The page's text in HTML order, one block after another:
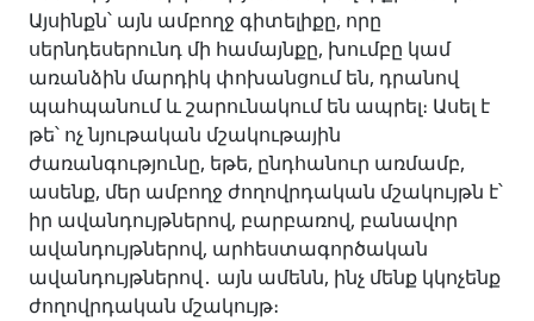
Այսինքն՝ այն ամբողջ գիտելիքը, որը
սերնդեսերունդ մի համայնքը, խումբը կամ
առանձին մարդիկ փոխանցում են, դրանով
պահպանում և շարունակում են ապրել։ Ասել է
թե՝ ոչ նյութական մշակութային
ժառանգությունը, եթե, ընդհանուր առմամբ,
ասենք, մեր ամբողջ ժողովրդական մշակույթն է՝
իր ավանդույթներով, բարբառով, բանավոր
ավանդույթներով, արհեստագործական
ավանդույթներով․ այն ամենն, ինչ մենք կկոչենք
ժողովրդական մշակույթ։